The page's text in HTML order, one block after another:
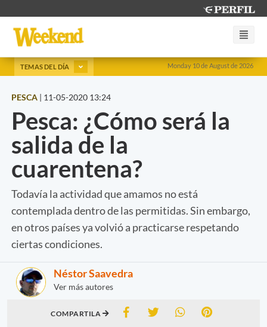
Monday 10 de August de 2026
TEMAS DEL DÍA
PESCA | 11-05-2020 13:24
Pesca: ¿Cómo será la
salida de la
cuarentena?
Todavía la actividad que amamos no está
contemplada dentro de las permitidas. Sin embargo,
en otros países ya volvió a practicarse respetando
ciertas condiciones.
Néstor Saavedra
Ver más autores
COMPARTILA